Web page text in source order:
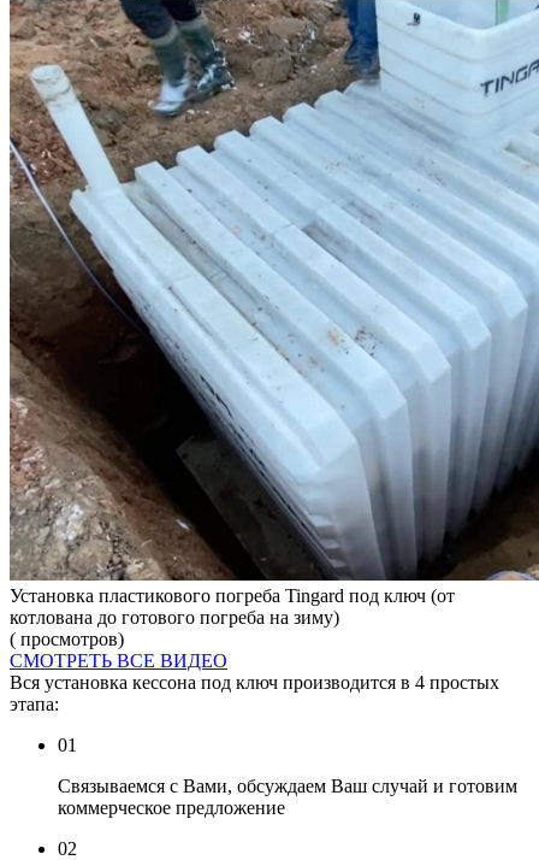
Установка пластикового погреба Tingard под ключ (от
котлована до готового погреба на зиму)
( просмотров)
СМОТРЕТЬ ВСЕ ВИДЕО
Вся установка кессона под ключ производится в 4 простых
этапа:
01
Связываемся с Вами, обсуждаем Ваш случай и готовим
коммерческое предложение
02